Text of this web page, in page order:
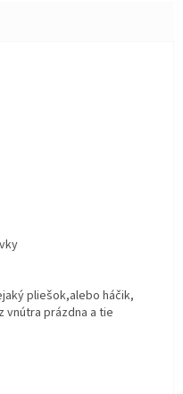
5 z 5 hviezdičiek.
3 z 5 hviezdičiek.
pliešok,alebo háčik,
vnútra prázdna a tie
5 z 5 hviezdičiek.